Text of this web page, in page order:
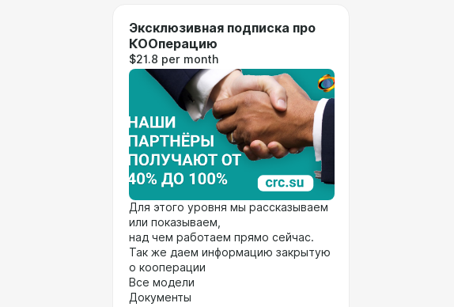
Эксклюзивная подписка про
КООперацию
$21.8 per month
Для этого уровня мы рассказываем
или показываем,
над чем работаем прямо сейчас.
Так же даем информацию закрытую
о кооперации
Все модели
Документы